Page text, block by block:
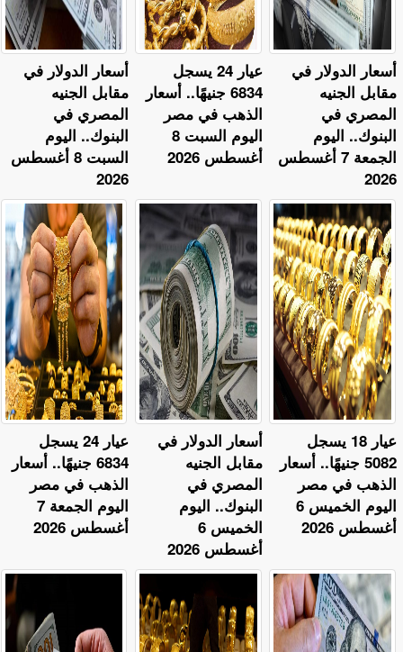
أسعار الدولار في
مقابل الجنيه
المصري في
البنوك.. اليوم
السبت 8 أغسطس
2026
عيار 24 يسجل
6834 جنيهًا.. أسعار
الذهب في مصر
اليوم السبت 8
أغسطس 2026
أسعار الدولار في
مقابل الجنيه
المصري في
البنوك.. اليوم
الجمعة 7 أغسطس
2026
عيار 24 يسجل
6834 جنيهًا.. أسعار
الذهب في مصر
اليوم الجمعة 7
أغسطس 2026
أسعار الدولار في
مقابل الجنيه
المصري في
البنوك.. اليوم
الخميس 6
أغسطس 2026
عيار 18 يسجل
5082 جنيهًا.. أسعار
الذهب في مصر
اليوم الخميس 6
أغسطس 2026